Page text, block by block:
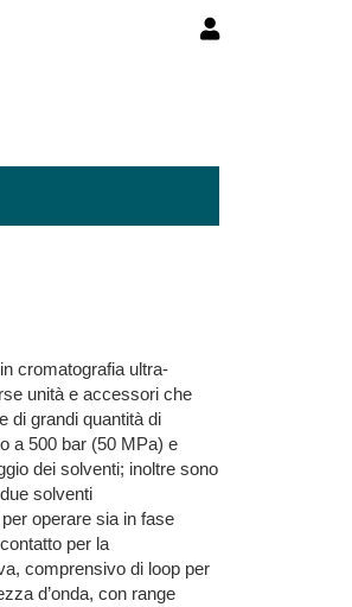
cromatografia ultra-
unità e accessori che
di grandi quantità di
a 500 bar (50 MPa) e
dei solventi; inoltre sono
solventi
operare sia in fase
per la
comprensivo di loop per
d’onda, con range